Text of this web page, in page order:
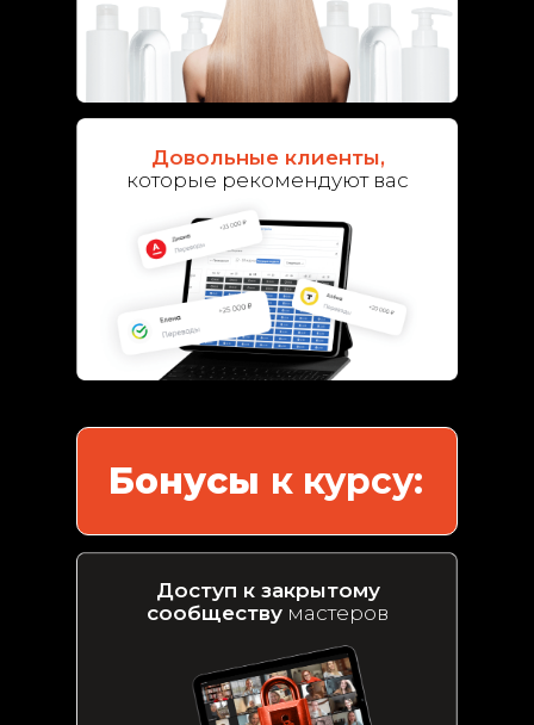
Довольные клиенты,
которые рекомендуют вас
Бонусы к курсу:
Доступ к закрытому
сообществу мастеров